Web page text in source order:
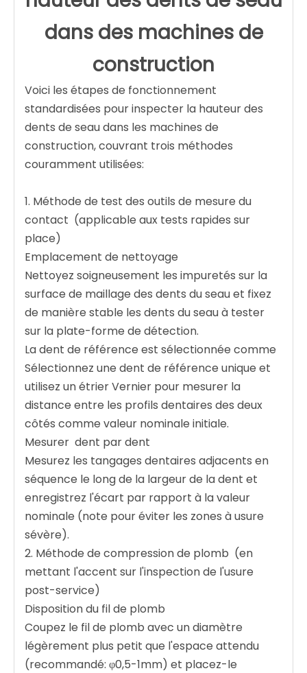
dans des machines de
construction
Voici les étapes de fonctionnement
standardisées pour inspecter la hauteur des
dents de seau dans les machines de
construction, couvrant trois méthodes
couramment utilisées:
1. Méthode de test des outils de mesure du
contact ‌ (applicable aux tests rapides sur
place)
Emplacement de nettoyage ‌
Nettoyez soigneusement les impuretés sur la
surface de maillage des dents du seau et fixez
de manière stable les dents du seau à tester
sur la plate-forme de détection.
La dent de référence est sélectionnée comme ‌
Sélectionnez une dent de référence unique et
utilisez un étrier Vernier pour mesurer la
distance entre les profils dentaires des deux
côtés comme valeur nominale initiale.
Mesurer ‌ dent par dent
Mesurez les tangages dentaires adjacents en
séquence le long de la largeur de la dent et
enregistrez l'écart par rapport à la valeur
nominale (note pour éviter les zones à usure
sévère).
2. Méthode de compression de plomb ‌ (en
mettant l'accent sur l'inspection de l'usure
post-service)
Disposition du fil de plomb ‌
Coupez le fil de plomb avec un diamètre
légèrement plus petit que l'espace attendu
(recommandé: φ0,5-1mm) et placez-le